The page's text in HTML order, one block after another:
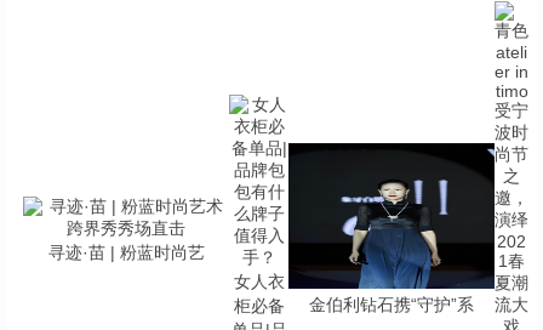
寻迹·苗 | 粉蓝时尚艺
女人衣
柜必备
金伯利钻石携“守护”系